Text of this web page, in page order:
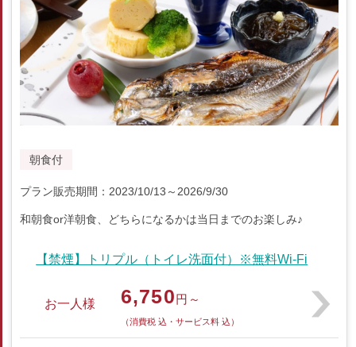
朝食付
プラン販売期間：2023/10/13～2026/9/30
和朝食or洋朝食、どちらになるかは当日までのお楽しみ♪
【禁煙】トリプル（トイレ洗面付）※無料Wi-Fi
お一人様 6,750円～
（消費税 込・サービス料 込）